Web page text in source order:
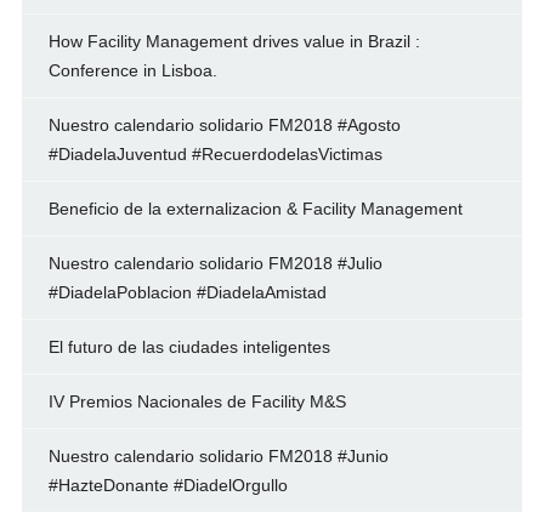
How Facility Management drives value in Brazil :
Conference in Lisboa.
Nuestro calendario solidario FM2018 #Agosto
#DiadelaJuventud #RecuerdodelasVictimas
Beneficio de la externalizacion & Facility Management
Nuestro calendario solidario FM2018 #Julio
#DiadelaPoblacion #DiadelaAmistad
El futuro de las ciudades inteligentes
IV Premios Nacionales de Facility M&S
Nuestro calendario solidario FM2018 #Junio
#HazteDonante #DiadelOrgullo